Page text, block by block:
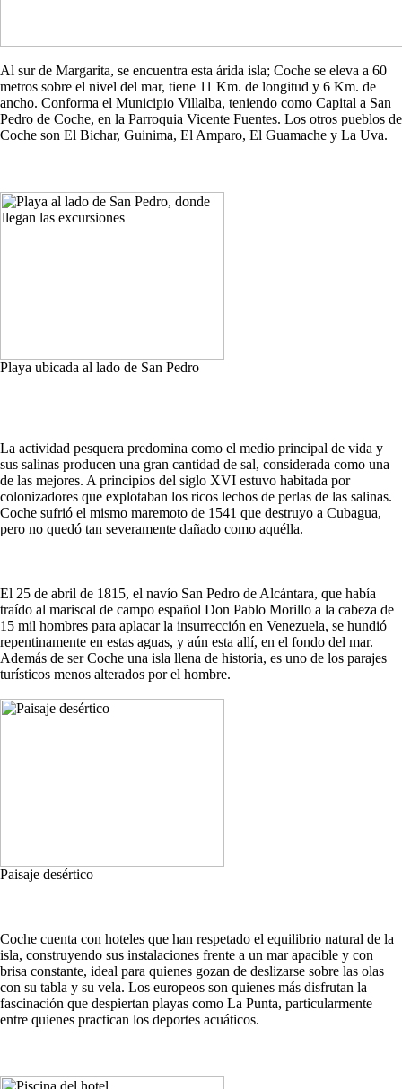
Al sur de Margarita, se encuentra esta árida isla; Coche se eleva a 60
metros sobre el nivel del mar, tiene 11 Km. de longitud y 6 Km. de
ancho. Conforma el Municipio Villalba, teniendo como Capital a San
Pedro de Coche, en la Parroquia Vicente Fuentes. Los otros pueblos de
Coche son El Bichar, Guinima, El Amparo, El Guamache y La Uva.
Playa ubicada al lado de San Pedro
La actividad pesquera predomina como el medio principal de vida y
sus salinas producen una gran cantidad de sal, considerada como una
de las mejores. A principios del siglo XVI estuvo habitada por
colonizadores que explotaban los ricos lechos de perlas de las salinas.
Coche sufrió el mismo maremoto de 1541 que destruyo a Cubagua,
pero no quedó tan severamente dañado como aquélla.
El 25 de abril de 1815, el navío San Pedro de Alcántara, que había
traído al mariscal de campo español Don Pablo Morillo a la cabeza de
15 mil hombres para aplacar la insurrección en Venezuela, se hundió
repentinamente en estas aguas, y aún esta allí, en el fondo del mar.
Además de ser Coche una isla llena de historia, es uno de los parajes
turísticos menos alterados por el hombre.
Paisaje desértico
Coche cuenta con hoteles que han respetado el equilibrio natural de la
isla, construyendo sus instalaciones frente a un mar apacible y con
brisa constante, ideal para quienes gozan de deslizarse sobre las olas
con su tabla y su vela. Los europeos son quienes más disfrutan la
fascinación que despiertan playas como La Punta, particularmente
entre quienes practican los deportes acuáticos.